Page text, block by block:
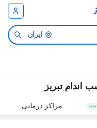
ایران
تبریز
جدید مراکز درمانی